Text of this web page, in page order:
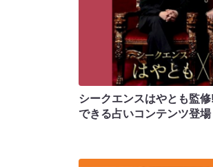
シークエンスはやとも監
できる占いコンテンツ登場